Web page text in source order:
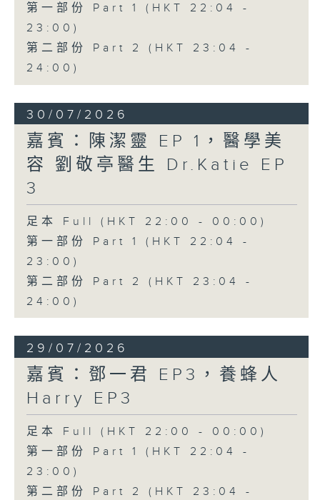
第一部份 Part 1 (HKT 22:04 -
23:00)
第二部份 Part 2 (HKT 23:04 -
24:00)
30/07/2026
嘉賓：陳潔靈 EP 1，醫學美
容 劉敬亭醫生 Dr.Katie EP
3
足本 Full (HKT 22:00 - 00:00)
第一部份 Part 1 (HKT 22:04 -
23:00)
第二部份 Part 2 (HKT 23:04 -
24:00)
29/07/2026
嘉賓：鄧一君 EP3，養蜂人
Harry EP3
足本 Full (HKT 22:00 - 00:00)
第一部份 Part 1 (HKT 22:04 -
23:00)
第二部份 Part 2 (HKT 23:04 -